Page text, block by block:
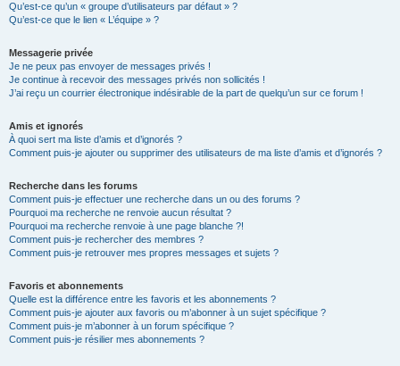
Qu’est-ce qu’un « groupe d’utilisateurs par défaut » ?
Qu’est-ce que le lien « L’équipe » ?
Messagerie privée
Je ne peux pas envoyer de messages privés !
Je continue à recevoir des messages privés non sollicités !
J’ai reçu un courrier électronique indésirable de la part de quelqu’un sur ce forum !
Amis et ignorés
À quoi sert ma liste d’amis et d’ignorés ?
Comment puis-je ajouter ou supprimer des utilisateurs de ma liste d’amis et d’ignorés ?
Recherche dans les forums
Comment puis-je effectuer une recherche dans un ou des forums ?
Pourquoi ma recherche ne renvoie aucun résultat ?
Pourquoi ma recherche renvoie à une page blanche ?!
Comment puis-je rechercher des membres ?
Comment puis-je retrouver mes propres messages et sujets ?
Favoris et abonnements
Quelle est la différence entre les favoris et les abonnements ?
Comment puis-je ajouter aux favoris ou m’abonner à un sujet spécifique ?
Comment puis-je m’abonner à un forum spécifique ?
Comment puis-je résilier mes abonnements ?